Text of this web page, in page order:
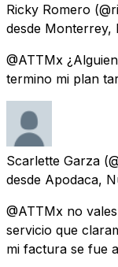
Ricky Romero
desde Monterrey,
@ATTMx
termino mi plan
Scarlette Garza
desde Apodaca,
@ATTMx no
servicio que
mi factura se fue